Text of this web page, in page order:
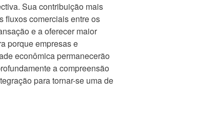
Sua contribuição mais
fluxos comerciais entre os
e a oferecer maior
porque empresas e
econômica permanecerão
a compreensão
para tornar-se uma de